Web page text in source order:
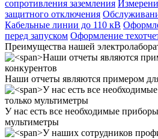
сопротивления заземления
защитного отключения
Кабельные линии до 110 кВ
перед запуском Оформление
Преимущества нашей
Наши отчеты являются примером
У нас есть все необходимые
мультиметры